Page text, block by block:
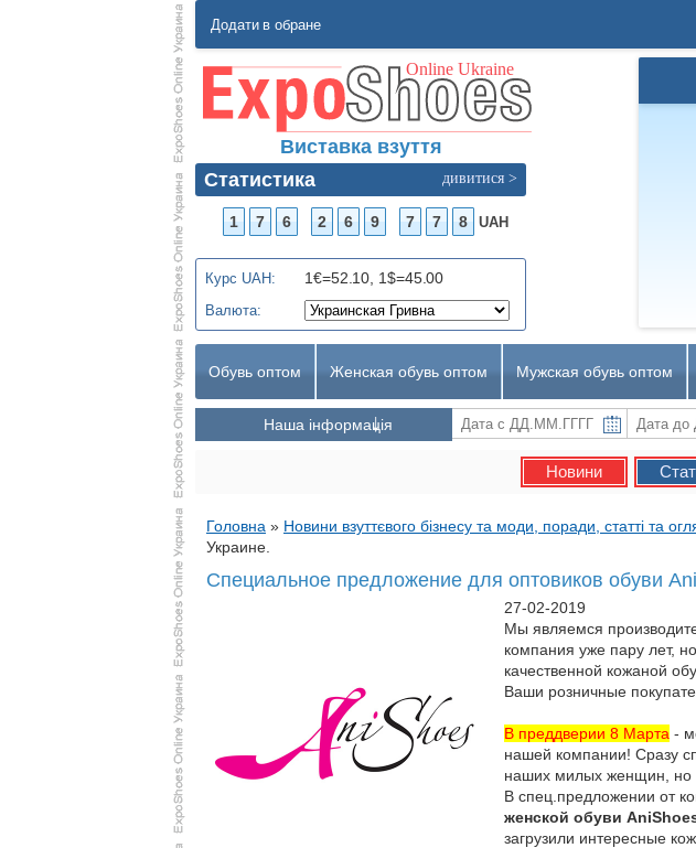
Додати в обране
Виставка взуття
Статистика
дивитися >
1 7 6 2 6 9 7 7 8 UAH
Курс UAH: 1€=52.10, 1$=45.00
Валюта:
Обувь оптом Женская обувь оптом Мужская обувь оптом
Наша інформація
Новини
Головна » Новини взуттєвого бізнесу та моди, поради, статті та
Украине.
Специальное предложение для оптовиков обуви
27-02-2019
Мы являемся
компания уже пару лет,
качественной кожаной
Ваши розничные
В преддверии 8 Марта -
нашей компании! Сразу
наших милых женщин, но
В спец.предложении от
женской обуви
загрузили интересные